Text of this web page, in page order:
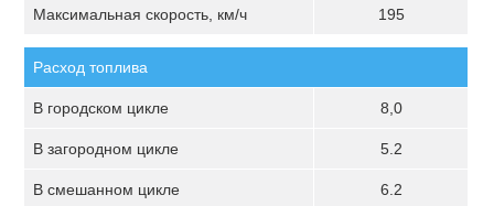
Максимальная скорость, км/ч 195
Расход топлива
В городском цикле 8,0
В загородном цикле 5.2
В смешанном цикле 6.2